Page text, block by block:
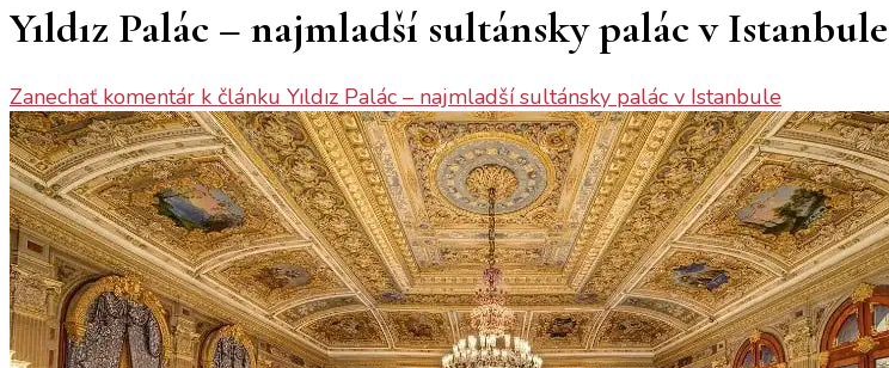
Yıldız Palác – najmladší sultánsky palác v Istanbule
Zanechať komentár k článku Yıldız Palác – najmladší sultánsky palác v Istanbule